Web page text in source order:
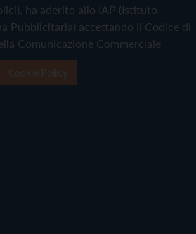
ha aderito allo IAP (Istituto
Pubblicitaria) accettando il Codice di
Comunicazione Commerciale